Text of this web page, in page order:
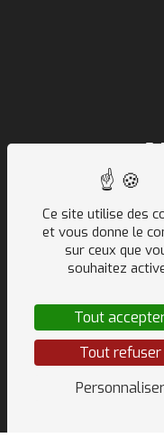
500
Ce site utilise des
et vous donne le
sur ceux que
souhaitez
Tout
Tout refuser
Personnaliser